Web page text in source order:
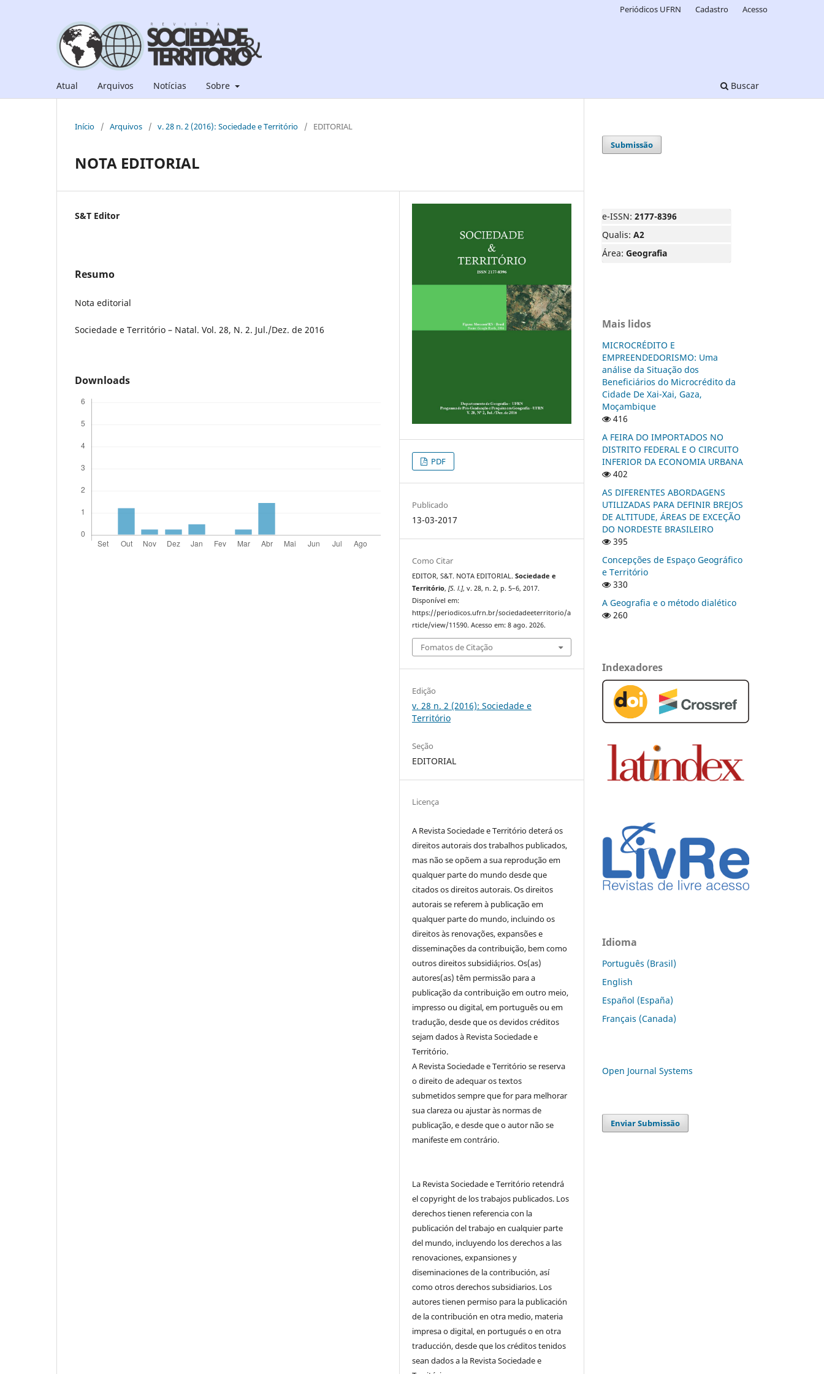
Atual Arquivos Notícias Sobre Buscar
Periódicos UFRN Cadastro Acesso
Início / Arquivos / v. 28 n. 2 (2016): Sociedade e Território / EDITORIAL
NOTA EDITORIAL
S&T Editor
Resumo
Nota editorial
Sociedade e Território – Natal. Vol. 28, N. 2. Jul./Dez. de 2016
Downloads
PDF
Publicado
13-03-2017
Como Citar
EDITOR, S&T. NOTA EDITORIAL.Sociedade e
Território,[S. l.], v. 28, n. 2, p. 5–6, 2017.
Disponível em:
https://periodicos.ufrn.br/sociedadeeterritorio/a
rticle/view/11590. Acesso em: 8 ago. 2026.
Fomatos de Citação
Edição
v. 28 n. 2 (2016): Sociedade e
Território
Seção
EDITORIAL
Licença
A Revista Sociedade e Território deterá os
direitos autorais dos trabalhos publicados,
mas não se opõem a sua reprodução em
qualquer parte do mundo desde que
citados os direitos autorais. Os direitos
autorais se referem à publicação em
qualquer parte do mundo, incluindo os
direitos às renovações, expansões e
disseminações da contribuição, bem como
outros direitos subsidiá¡rios. Os(as)
autores(as) têm permissão para a
publicação da contribuição em outro meio,
impresso ou digital, em português ou em
tradução, desde que os devidos créditos
sejam dados à Revista Sociedade e
Território.
A Revista Sociedade e Território se reserva
o direito de adequar os textos
submetidos sempre que for para melhorar
sua clareza ou ajustar às normas de
publicação, e desde que o autor não se
manifeste em contrário.
La Revista Sociedade e Território retendrá
el copyright de los trabajos publicados. Los
derechos tienen referencia con la
publicación del trabajo en cualquier parte
del mundo, incluyendo los derechos a las
renovaciones, expansiones y
diseminaciones de la contribución, así
como otros derechos subsidiarios. Los
autores tienen permiso para la publicación
de la contribución en otra medio, materia
impresa o digital, en portugués o en otra
traducción, desde que los créditos tenidos
sean dados a la Revista Sociedade e
Submissão
e-ISSN: 2177-8396
Qualis: A2
Área: Geografia
Mais lidos
MICROCRÉDITO E
EMPREENDEDORISMO: Uma
análise da Situação dos
Beneficiários do Microcrédito da
Cidade De Xai-Xai, Gaza,
Moçambique
416
A FEIRA DO IMPORTADOS NO
DISTRITO FEDERAL E O CIRCUITO
INFERIOR DA ECONOMIA URBANA
402
AS DIFERENTES ABORDAGENS
UTILIZADAS PARA DEFINIR BREJOS
DE ALTITUDE, ÁREAS DE EXCEÇÃO
DO NORDESTE BRASILEIRO
395
Concepções de Espaço Geográfico
e Território
330
A Geografia e o método dialético
260
Indexadores
Idioma
Português (Brasil)
English
Español (España)
Français (Canada)
Open Journal Systems
Enviar Submissão